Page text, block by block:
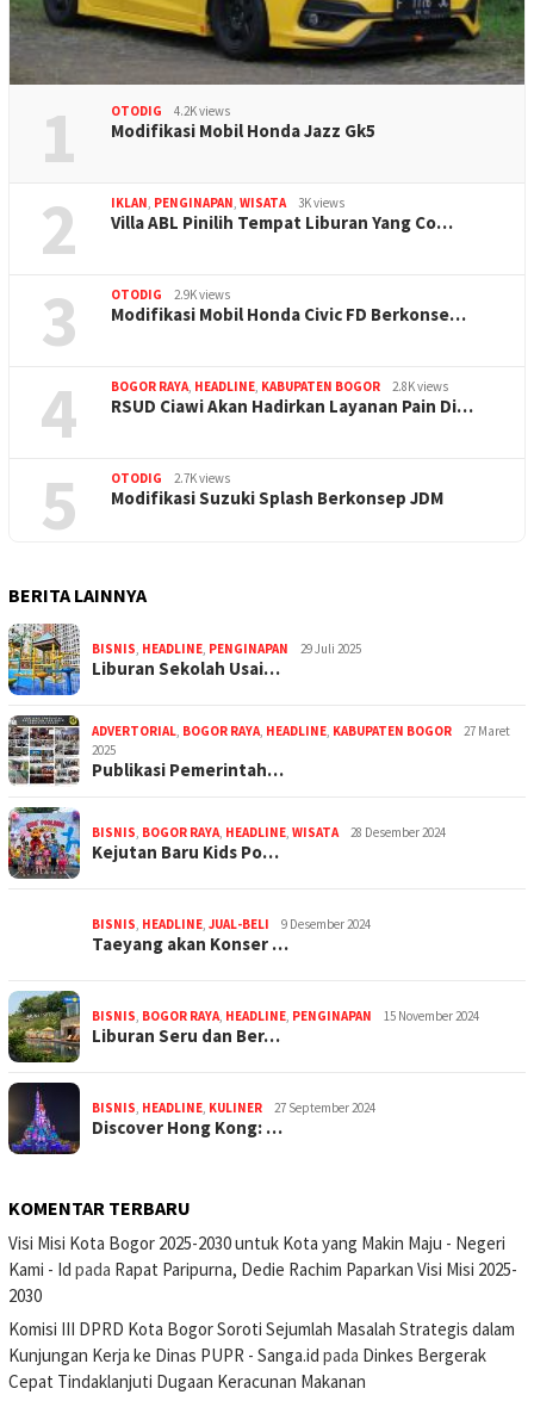
1 OTODIG 4.2K views
Modifikasi Mobil Honda Jazz Gk5
2 IKLAN, PENGINAPAN, WISATA 3K views
Villa ABL Pinilih Tempat Liburan Yang Co…
3 OTODIG 2.9K views
Modifikasi Mobil Honda Civic FD Berkonse…
4 BOGOR RAYA, HEADLINE, KABUPATEN BOGOR 2.8K views
RSUD Ciawi Akan Hadirkan Layanan Pain Di…
5 OTODIG 2.7K views
Modifikasi Suzuki Splash Berkonsep JDM
BERITA LAINNYA
BISNIS, HEADLINE, PENGINAPAN 29 Juli 2025
Liburan Sekolah Usai…
ADVERTORIAL, BOGOR RAYA, HEADLINE, KABUPATEN BOGOR
27 Maret
2025
Publikasi Pemerintah…
BISNIS, BOGOR RAYA, HEADLINE, WISATA 28 Desember 2024
Kejutan Baru Kids Po…
BISNIS, HEADLINE, JUAL-BELI 9 Desember 2024
Taeyang akan Konser …
BISNIS, BOGOR RAYA, HEADLINE, PENGINAPAN 15 November 2024
Liburan Seru dan Ber…
BISNIS, HEADLINE, KULINER 27 September 2024
Discover Hong Kong: …
KOMENTAR TERBARU
Visi Misi Kota Bogor 2025-2030 untuk Kota yang Makin Maju - Negeri
Kami - Id pada Rapat Paripurna, Dedie Rachim Paparkan Visi Misi 2025-
2030
Komisi III DPRD Kota Bogor Soroti Sejumlah Masalah Strategis dalam
Kunjungan Kerja ke Dinas PUPR - Sanga.id pada Dinkes Bergerak
Cepat Tindaklanjuti Dugaan Keracunan Makanan